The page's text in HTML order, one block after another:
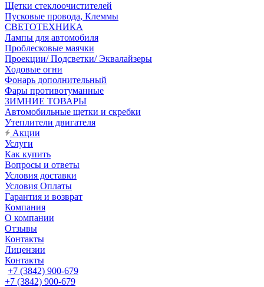
Щетки стеклоочистителей
Пусковые провода, Клеммы
СВЕТОТЕХНИКА
Лампы для автомобиля
Проблесковые маячки
Проекции/ Подсветки/ Эквалайзеры
Ходовые огни
Фонарь дополнительный
Фары противотуманные
ЗИМНИЕ ТОВАРЫ
Автомобильные щетки и скребки
Утеплители двигателя
Акции
Услуги
Как купить
Вопросы и ответы
Условия доставки
Условия Оплаты
Гарантия и возврат
Компания
О компании
Отзывы
Контакты
Лицензии
Контакты
+7 (3842) 900-679
+7 (3842) 900-679